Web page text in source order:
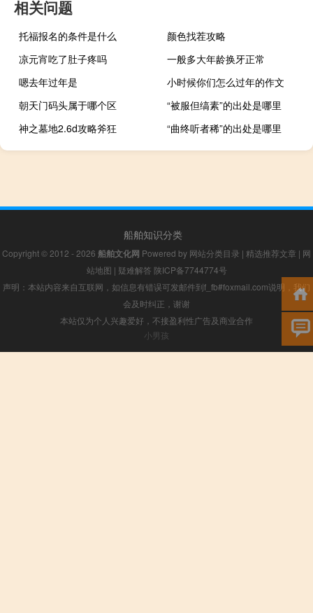
相关问题
托福报名的条件是什么
颜色找茬攻略
凉元宵吃了肚子疼吗
一般多大年龄换牙正常
嗯去年过年是
小时候你们怎么过年的作文
朝天门码头属于哪个区
“被服但缟素”的出处是哪里
神之墓地2.6d攻略斧狂
“曲终听者稀”的出处是哪里
船舶知识分类
Copyright © 2012 - 2026 船舶文化网 Powered by 网站分类目录 | 精选推荐文章 | 网
站地图 | 疑难解答 陕ICP备7744774号
声明：本站内容来自互联网，如信息有错误可发邮件到f_fb#foxmail.com说明，我们
会及时纠正，谢谢
本站仅为个人兴趣爱好，不接盈利性广告及商业合作
小男孩